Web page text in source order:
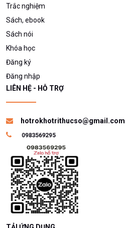
Trắc nghiệm
Sách, ebook
Sách nói
Khóa học
Đăng ký
Đăng nhập
LIÊN HỆ - HỖ TRỢ
hotrokhotrithucso@gmail.com